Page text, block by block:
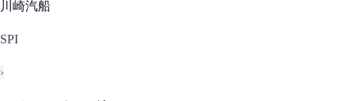
川崎汽船
SPI
›